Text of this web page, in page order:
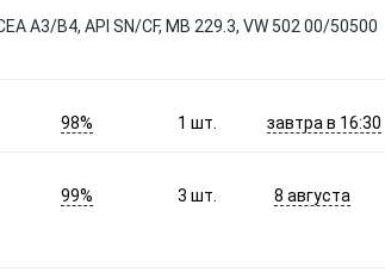
A3/B4, API SN/CF, MB 229.3, VW 502 00/50500
98% 1шт. завтра в 16:30
99% 3шт. 8 августа